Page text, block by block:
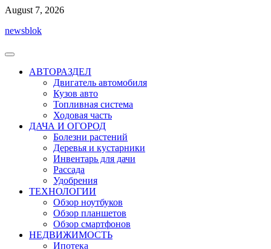
Перейти
содержимому
August 7, 2026
newsblok
АВТОРАЗДЕЛ
Двигатель автомобиля
Кузов авто
Топливная система
Ходовая часть
ДАЧА И ОГОРОД
Болезни растений
Деревья и кустарники
Инвентарь для дачи
Рассада
Удобрения
ТЕХНОЛОГИИ
Обзор ноутбуков
Обзор планшетов
Обзор смартфонов
НЕДВИЖИМОСТЬ
Ипотека